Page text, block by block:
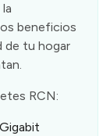
beneficios
de tu hogar
RCN: